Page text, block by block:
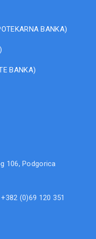
BANKA)
BANKA)
106, Podgorica
(0)69 120 351